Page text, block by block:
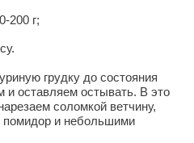
200 г;
грудку до состояния
и оставляем остывать. В это
соломкой ветчину,
и небольшими